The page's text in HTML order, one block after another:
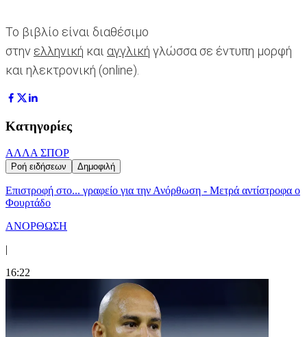
Το βιβλίο είναι διαθέσιμο
στην ελληνική και αγγλική γλώσσα σε έντυπη μορφή
και ηλεκτρονική (online).
Κατηγορίες
ΑΛΛΑ ΣΠΟΡ
Ροή ειδήσεων Δημοφιλή
Επιστροφή στο... γραφείο για την Ανόρθωση - Μετρά αντίστροφα ο
Φουρτάδο
ΑΝΟΡΘΩΣΗ
|
16:22